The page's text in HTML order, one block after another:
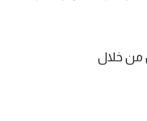
من خلال